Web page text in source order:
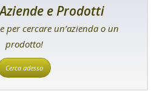
e Prodotti
per cercare un’azienda o un
prodotto!
Cerca adesso